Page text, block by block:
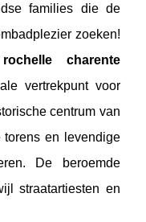
families die de
zoeken!
charente
vertrekpunt voor
centrum van
torens en levendige
De beroemde
straatartiesten en